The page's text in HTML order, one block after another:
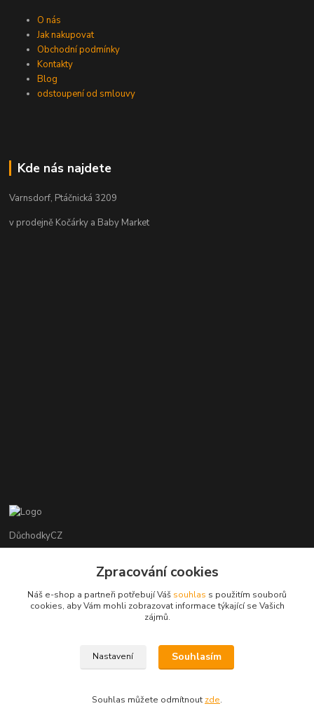
O nás
Jak nakupovat
Obchodní podmínky
Kontakty
Blog
odstoupení od smlouvy
Kde nás najdete
Varnsdorf, Ptáčnická 3209
v prodejně Kočárky a Baby Market
DůchodkyCZ
+420 412384749
objednavky@duchodky.cz
Zpracování cookies
Náš e-shop a partneři potřebují Váš souhlas s použitím souborů
cookies, aby Vám mohli zobrazovat informace týkající se Vašich
zájmů.
Nastavení Souhlasím
Souhlas můžete odmítnout zde.